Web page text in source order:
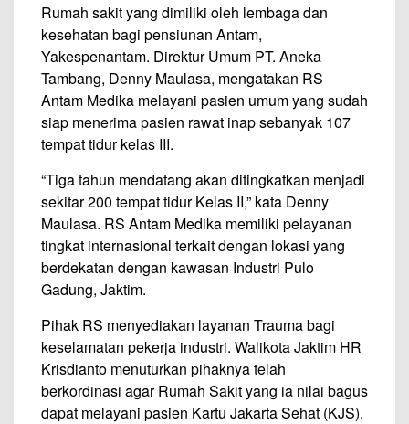
Rumah sakit yang dimiliki oleh lembaga dan
kesehatan bagi pensiunan Antam,
Yakespenantam. Direktur Umum PT. Aneka
Tambang, Denny Maulasa, mengatakan RS
Antam Medika melayani pasien umum yang sudah
siap menerima pasien rawat inap sebanyak 107
tempat tidur kelas III.
“Tiga tahun mendatang akan ditingkatkan menjadi
sekitar 200 tempat tidur Kelas II,” kata Denny
Maulasa. RS Antam Medika memiliki pelayanan
tingkat internasional terkait dengan lokasi yang
berdekatan dengan kawasan Industri Pulo
Gadung, Jaktim.
Pihak RS menyediakan layanan Trauma bagi
keselamatan pekerja industri. Walikota Jaktim HR
Krisdianto menuturkan pihaknya telah
berkordinasi agar Rumah Sakit yang ia nilai bagus
dapat melayani pasien Kartu Jakarta Sehat (KJS).